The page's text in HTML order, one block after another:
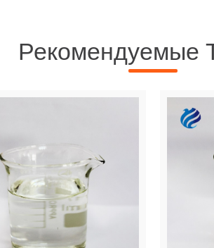
Рекомендуемые